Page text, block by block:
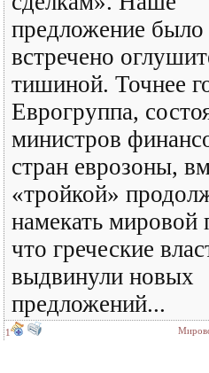
предложение было
встречено
тишиной. Точнее
Еврогруппа,
министров
стран еврозоны,
«тройкой»
намекать мировой
что греческие
выдвинули новых
предложений...
1